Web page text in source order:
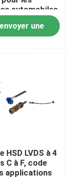
automobiles
envoyer une
HSD LVDS à 4
C à F, code
applications